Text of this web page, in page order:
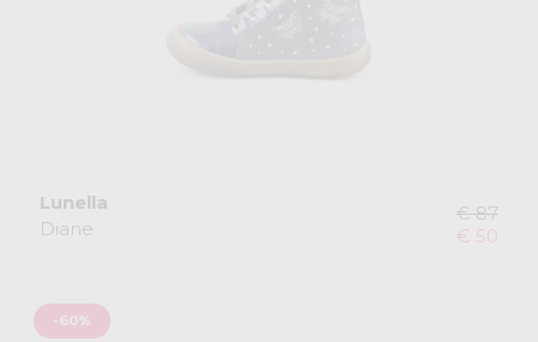
Lunella
Diane
€ 87
€ 50
-60%